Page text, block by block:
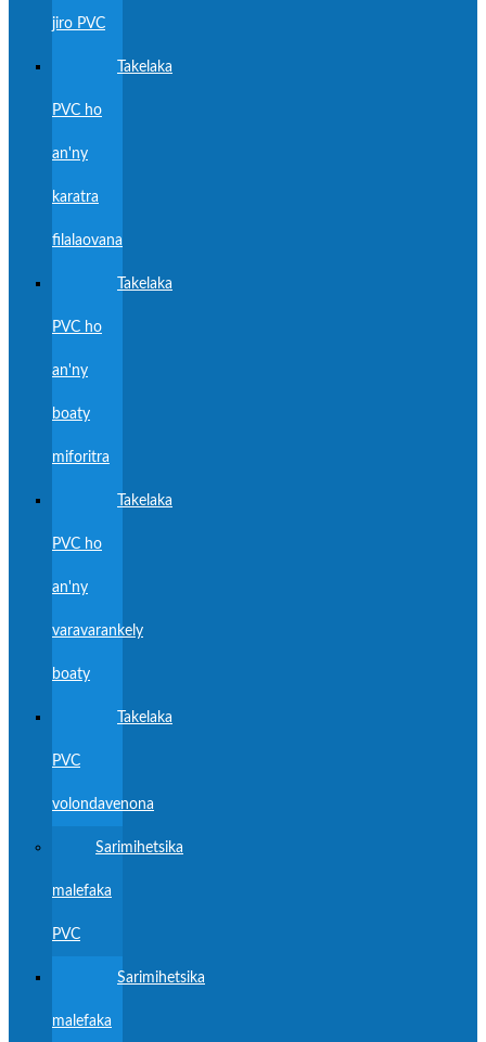
jiro PVC
Takelaka
PVC ho
an'ny
karatra
filalaovana
Takelaka
PVC ho
an'ny
boaty
miforitra
Takelaka
PVC ho
an'ny
varavarankely
boaty
Takelaka
PVC
volondavenona
Sarimihetsika
malefaka
PVC
Sarimihetsika
malefaka